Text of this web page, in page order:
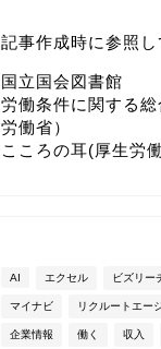
記事作成時に参照し
国立国会図書館
労働条件に関する
労働省）
こころの耳(厚生労
AI エクセル ビズリー
マイナビ リクルートエー
企業情報 働く 収入